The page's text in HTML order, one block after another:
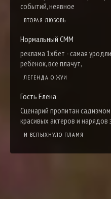
событий, неявное
ВТОРАЯ ЛЮБОВЬ
Нормальный СММ
реклама 1хбет - самая
ребёнок, все плачут,
ЛЕГЕНДА О ЖУИ
Гость Елена
Сценарий пропитан
красивых актеров и нарядов
И ВСПЫХНУЛО ПЛАМЯ